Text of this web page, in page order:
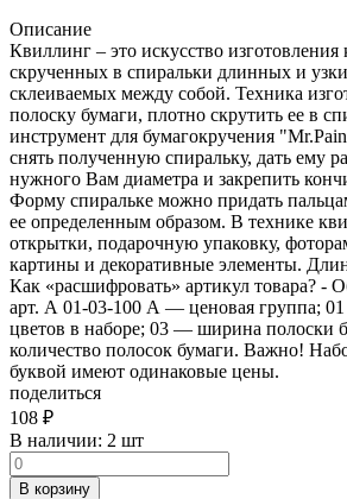
Описание
Квиллинг – это искусство
скрученных в спиральки длинных и
склеиваемых между собой. Техника
полоску бумаги, плотно скрутить ее в
инструмент для бумагокручения
снять полученную спиральку, дать ему
нужного Вам диаметра и закрепить
Форму спиральке можно придать
ее определенным образом. В технике
открытки, подарочную упаковку,
картины и декоративные элементы.
Как «расшифровать» артикул товара? -
арт. А 01-03-100 А — ценовая группа;
цветов в наборе; 03 — ширина полоски
количество полосок бумаги. Важно!
буквой имеют одинаковые цены.
поделиться
108 ₽
В наличии: 2 шт
В корзину